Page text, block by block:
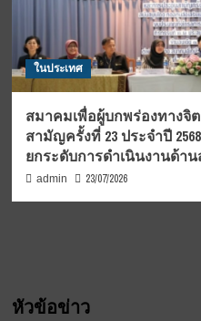
ในประเทศ
สมาคมเพื่อผู้บกพร่องทางจิ
สามัญครั้งที่ 23 ประจำปี
ยกระดับการดำเนินงานด้า
admin 23/07/2026
หัวข้อข่าว